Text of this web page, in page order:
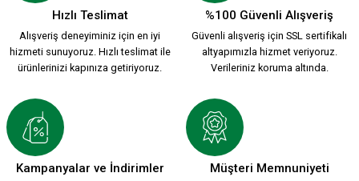
KSK MAGNET AÇACAK MODEL 1
199,90 TL
KSK MAGNET AÇACAK MODEL 4
Hızlı Teslimat
Alışveriş deneyiminiz için en iyi
hizmeti sunuyoruz. Hızlı teslimat ile
ürünlerinizi kapınıza getiriyoruz.
%100 Güvenli Alışveriş
Güvenli alışveriş için SSL sertifikalı
altyapımızla hizmet veriyoruz.
Verileriniz koruma altında.
Kampanyalar ve İndirimler Müşteri Memnuniyeti